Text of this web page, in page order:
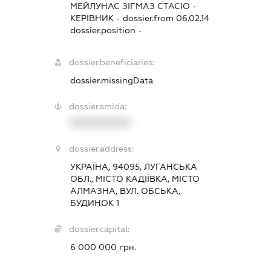
МЕЙЛУНАС ЗІГМАЗ СТАСІО -
КЕРІВНИК - dossier.from 06.02.14
dossier.position -
dossier.beneficiaries:
dossier.missingData
dossier.smida:
dossier.address:
УКРАЇНА, 94095, ЛУГАНСЬКА
ОБЛ., МІСТО КАДІЇВКА, МІСТО
АЛМАЗНА, ВУЛ. ОБСЬКА,
БУДИНОК 1
dossier.capital:
6 000 000 грн.